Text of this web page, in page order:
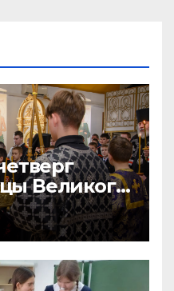
Великого
Никольском
Великое